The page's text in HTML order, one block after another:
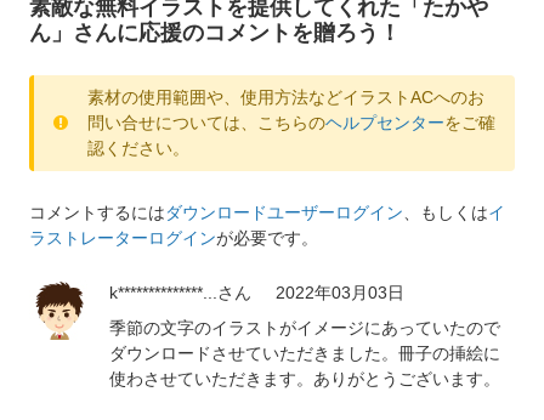
素敵な無料イラストを提供してくれた「たかや
ん」さんに応援のコメントを贈ろう！
素材の使用範囲や、使用方法などイラストACへのお
問い合せについては、こちらのヘルプセンターをご確
認ください。
コメントするにはダウンロードユーザーログイン 、もしくはイ
ラストレーターログインが必要です。
k**************... さん
2022年03月03日
季節の文字のイラストがイメージにあっていたので
ダウンロードさせていただきました。冊子の挿絵に
使わさせていただきます。ありがとうございます。